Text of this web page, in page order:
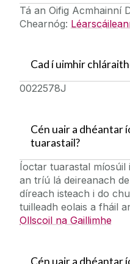
I rith na Fostaíochta
Earcaíocht agus
Foghlaim agus
Folláine Fostaithe
Core Portal
Comhpháirtithe
Ceisteanna Coitianta
Bainistíocht Saolré
Tá an Oifig Acmhainní
Chearnóg:
Cad í uimhir
0022578J
Cén uair a dhéantar
tuarastail?
Íoctar tuarastal míosúil
an tríú lá deireanach
díreach isteach i do
tuilleadh eolais a fháil
Ollscoil na Gaillimhe
Cén uair a dhéantar